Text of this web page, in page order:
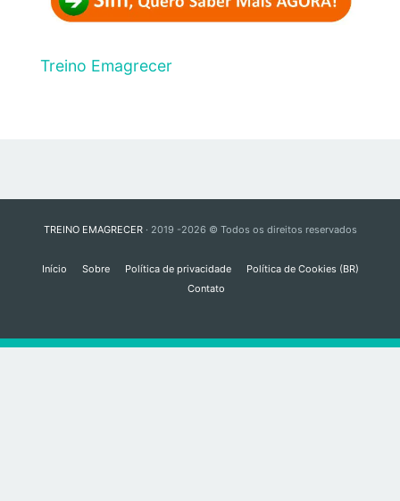
Treino Emagrecer
TREINO EMAGRECER· 2019 -2026 © Todos os direitos reservados
Início Sobre Política de privacidade
Política de Cookies (BR)
Contato